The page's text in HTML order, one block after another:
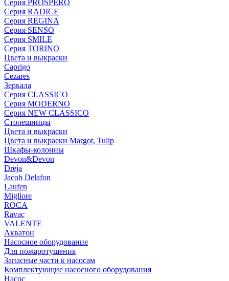
Серия PROSPERO
Серия RADICE
Серия REGINA
Серия SENSO
Серия SMILE
Серия TORINO
Цвета и выкраски
Caprigo
Cezares
Зеркала
Серия CLASSICO
Серия MODERNO
Серия NEW CLASSICO
Столешницы
Цвета и выкраски
Цвета и выкраски Margot, Tulip
Шкафы-колонны
Devon&Devon
Dreja
Jacob Delafon
Laufen
Migliore
ROCA
Rаvac
VALENTE
Акватон
Насосное оборудование
Для пожаротушения
Запасные части к насосам
Комплектующие насосного оборудования
Насос